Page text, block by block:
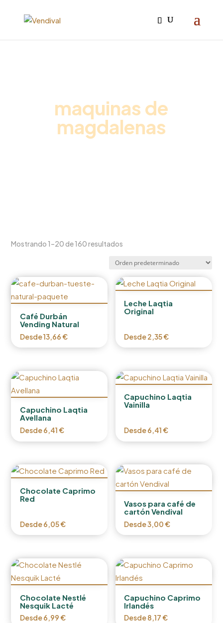
maquinas de
magdalenas
Mostrando 1–20 de 160 resultados
Café Durbán
Vending Natural
Desde13,66€
Leche Laqtia
Original
Desde2,35€
Capuchino Laqtia
Avellana
Desde6,41€
Capuchino Laqtia
Vainilla
Desde6,41€
Chocolate Caprimo
Red
Desde6,05€
Vasos para café de
cartón Vendival
Desde3,00€
Chocolate Nestlé
Nesquik Lacté
Desde6,99€
Capuchino Caprimo
Irlandés
Desde8,17€